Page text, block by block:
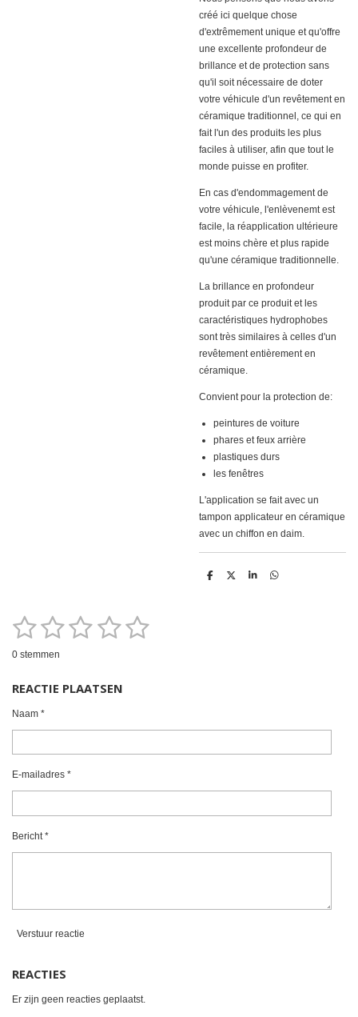
créé ici quelque chose
d'extrêmement unique et qu'offre
une excellente profondeur de
brillance et de protection sans
qu'il soit nécessaire de doter
votre véhicule d'un revêtement en
céramique traditionnel, ce qui en
fait l'un des produits les plus
faciles à utiliser, afin que tout le
monde puisse en profiter.
En cas d'endommagement de
votre véhicule, l'enlèvenemt est
facile, la réapplication ultérieure
est moins chère et plus rapide
qu'une céramique traditionnelle.
La brillance en profondeur
produit par ce produit et les
caractéristiques hydrophobes
sont très similaires à celles d'un
revêtement entièrement en
céramique.
Convient pour la protection de:
peintures de voiture
phares et feux arrière
plastiques durs
les fenêtres
L'application se fait avec un
tampon applicateur en céramique
avec un chiffon en daim.
D
D
S
D
R
t
n
s
t
e
e
1
s
t
e
r
2
s
t
e
r
r
e
3
t
r
r
e
4
t
r
r
5
r
r
0 stemmen
REACTIE PLAATSEN
Naam *
E-mailadres *
Bericht *
Verstuur reactie
REACTIES
Er zijn geen reacties geplaatst.